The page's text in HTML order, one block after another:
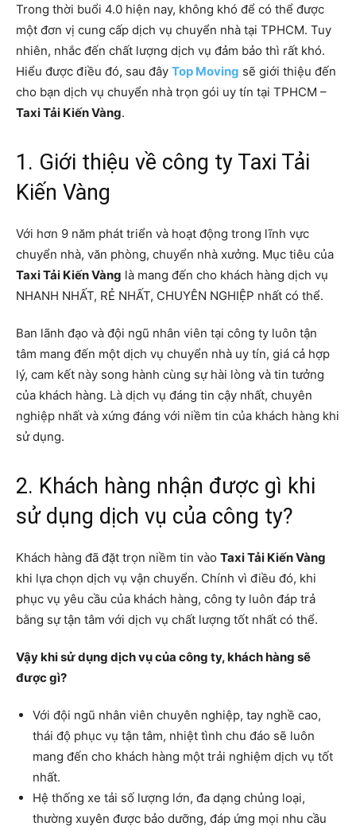
Trong thời buổi 4.0 hiện nay, không khó để có thể được
một đơn vị cung cấp dịch vụ chuyển nhà tại TPHCM. Tuy
nhiên, nhắc đến chất lượng dịch vụ đảm bảo thì rất khó.
Hiểu được điều đó, sau đây Top Moving sẽ giới thiệu đến
cho bạn dịch vụ chuyển nhà trọn gói uy tín tại TPHCM –
Taxi Tải Kiến Vàng.
1. Giới thiệu về công ty Taxi Tải
Kiến Vàng
Với hơn 9 năm phát triển và hoạt động trong lĩnh vực
chuyển nhà, văn phòng, chuyển nhà xưởng. Mục tiêu của
Taxi Tải Kiến Vàng là mang đến cho khách hàng dịch vụ
NHANH NHẤT, RẺ NHẤT, CHUYÊN NGHIỆP nhất có thể.
Ban lãnh đạo và đội ngũ nhân viên tại công ty luôn tận
tâm mang đến một dịch vụ chuyển nhà uy tín, giá cả hợp
lý, cam kết này song hành cùng sự hài lòng và tin tưởng
của khách hàng. Là dịch vụ đáng tin cậy nhất, chuyên
nghiệp nhất và xứng đáng với niềm tin của khách hàng khi
sử dụng.
2. Khách hàng nhận được gì khi
sử dụng dịch vụ của công ty?
Khách hàng đã đặt trọn niềm tin vào Taxi Tải Kiến Vàng
khi lựa chọn dịch vụ vận chuyển. Chính vì điều đó, khi
phục vụ yêu cầu của khách hàng, công ty luôn đáp trả
bằng sự tận tâm với dịch vụ chất lượng tốt nhất có thể.
Vậy khi sử dụng dịch vụ của công ty, khách hàng sẽ
được gì?
Với đội ngũ nhân viên chuyên nghiệp, tay nghề cao,
thái độ phục vụ tận tâm, nhiệt tình chu đáo sẽ luôn
mang đến cho khách hàng một trải nghiệm dịch vụ tốt
nhất.
Hệ thống xe tải số lượng lớn, đa dạng chủng loại,
thường xuyên được bảo dưỡng, đáp ứng mọi nhu cầu